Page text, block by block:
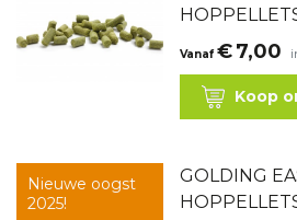
Vanaf €7,00
Koop
Nieuwe oogst
2025!
GOLDING